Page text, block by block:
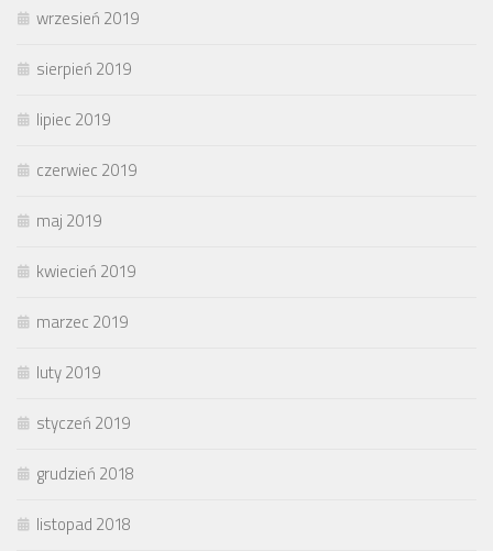
wrzesień 2019
sierpień 2019
lipiec 2019
czerwiec 2019
maj 2019
kwiecień 2019
marzec 2019
luty 2019
styczeń 2019
grudzień 2018
listopad 2018